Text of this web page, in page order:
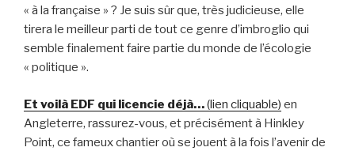
« à la française » ? Je suis sûr que, très judicieuse, elle
tirera le meilleur parti de tout ce genre d’imbroglio qui
semble finalement faire partie du monde de l’écologie
« politique ».
Et voilà EDF qui licencie déjà…(lien cliquable) en
Angleterre, rassurez-vous, et précisément à Hinkley
Point, ce fameux chantier où se jouent à la fois l’avenir de